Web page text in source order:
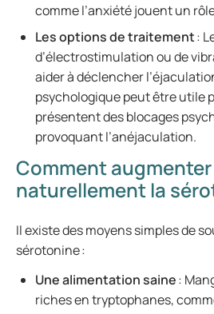
comme l’anxiété jouent un
Les options de traitement:
d’électrostimulation ou de
aider à déclencher
psychologique peut être utile
présentent des blocages
provoquant l’anéjaculation.
Comment augmenter
naturellement la
Il existe des moyens simples de
sérotonine :
Une alimentation saine:
riches en tryptophanes,